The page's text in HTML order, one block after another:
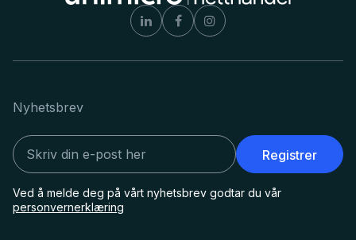
Nyhetsbrev
Registrer
Ved å melde deg på vårt nyhetsbrev godtar du vår
personvernerklæring